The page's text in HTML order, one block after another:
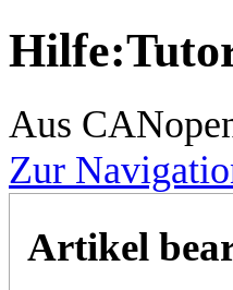
Hilfe:
Aus
Zur
Artikel